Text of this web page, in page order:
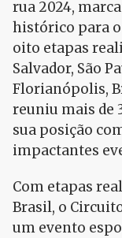
rua 2024,
histórico para
oito etapas
Salvador, São
Florianópolis,
reuniu mais de
sua posição
impactantes
Com etapas
Brasil, o
um evento